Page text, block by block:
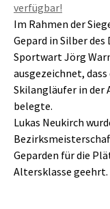
verfügbar!
Im Rahmen der
Gepard in Silber des
Sportwart Jörg
ausgezeichnet,
Skilangläufer in der
belegte.
Lukas Neukirch
Geparden für die
Altersklasse geehrt.